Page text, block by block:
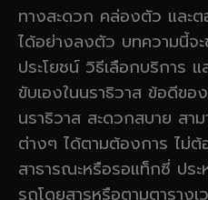
ทางสะดวก คล่องตัว และ
ได้อย่างลงตัว บทความนี้จ
ประโยชน์ วิธีเลือกบริการ แ
ขับเองในนราธิวาส ข้อดีขอ
นราธิวาส สะดวกสบาย สา
ต่างๆ ได้ตามต้องการ ไม่
สาธารณะหรือรอแท็กซี่ ปร
รถโดยสารหรือตามตาราง